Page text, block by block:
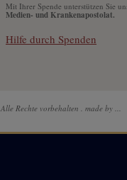
Mit Ihrer Spende unterstützen Sie
Medien- und Krankenapostolat.
Hilfe durch Spenden
Alle Rechte vorbehalten . made by ...